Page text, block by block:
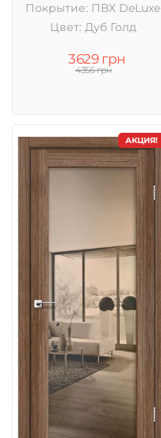
Покрытие: ПВХ DeLuxe
Цвет: Дуб Голд
3629 грн
4356 грн
АКЦИЯ!